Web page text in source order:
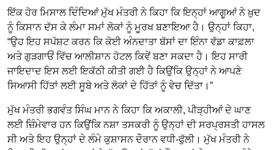
ਇੱਕ ਹੋਰ ਮਿਸਾਲ ਦਿੰਦਿਆਂ ਮੁੱਖ ਮੰਤਰੀ ਨੇ ਕਿਹਾ ਕਿ ਇਨ੍ਹਾਂ ਆਗੂਆਂ ਨੇ ਖ਼ੁਦ
ਨੂੰ ਕਿਸਾਨ ਦੱਸ ਕੇ ਲੰਮਾ ਸਮਾਂ ਲੋਕਾਂ ਨੂੰ ਮੂਰਖ ਬਣਾਇਆ ਹੈ। ਉਨ੍ਹਾਂ ਕਿਹਾ,
“ਉਹ ਇਹ ਸਪੱਸ਼ਟ ਕਰਨ ਕਿ ਕੋਈ ਅੰਨਦਾਤਾ ਬੱਸਾਂ ਦਾ ਇੰਨਾ ਵੱਡਾ ਕਾਫ਼ਲਾ
ਅਤੇ ਗੁੜਗਾਓਂ ਵਿੱਚ ਆਲੀਸ਼ਾਨ ਹੋਟਲ ਕਿਵੇਂ ਬਣਾ ਸਕਦਾ ਹੈ। ਇਹ ਸਾਰੀ
ਜਾਇਦਾਦ ਇਸ ਲਈ ਇਕੱਠੀ ਕੀਤੀ ਗਈ ਹੈ ਕਿਉਂਕਿ ਉਨ੍ਹਾਂ ਨੇ ਆਪਣੇ
ਸਿਆਸੀ ਹਿੱਤਾਂ ਲਈ ਸੂਬੇ ਅਤੇ ਲੋਕਾਂ ਦੇ ਹਿੱਤਾਂ ਨੂੰ ਵੇਚ ਦਿੱਤਾ।”
ਮੁੱਖ ਮੰਤਰੀ ਭਗਵੰਤ ਸਿੰਘ ਮਾਨ ਨੇ ਕਿਹਾ ਕਿ ਅਕਾਲੀ, ਪੀੜ੍ਹੀਆਂ ਦੇ ਘਾਣ
ਲਈ ਜ਼ਿੰਮੇਵਾਰ ਹਨ ਕਿਉਂਕਿ ਨਸ਼ਾ ਤਸਕਰੀ ਨੂੰ ਉਨ੍ਹਾਂ ਦੀ ਸਰਪ੍ਰਸਤੀ ਹਾਸਲ
ਸੀ ਅਤੇ ਇਹ ਉਨ੍ਹਾਂ ਦੇ ਲੰਮੇ ਕੁਸ਼ਾਸਨ ਦੌਰਾਨ ਵਧੀ-ਫੁੱਲੀ। ਮੁੱਖ ਮੰਤਰੀ ਨੇ